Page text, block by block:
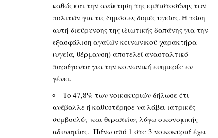
καθώς και την ανάκτηση της εμπιστοσύνης των
πολιτών για τις δημόσιες δομές υγείας. Η τάση
αυτή διεύρυνσης της ιδιωτικής δαπάνης για την
εξασφάλιση αγαθών κοινωνικού χαρακτήρα
(υγεία, θέρμανση) αποτελεί ανασταλτικό
παράγοντα για την κοινωνική ευημερία εν
γένει.
Το 47,8% των νοικοκυριών δήλωσε ότι
ανέβαλλε ή καθυστέρησε να λάβει ιατρικές
συμβουλές και θεραπείας λόγω οικονομικής
αδυναμίας. Πάνω από 1 στα 3 νοικοκυριά έχει